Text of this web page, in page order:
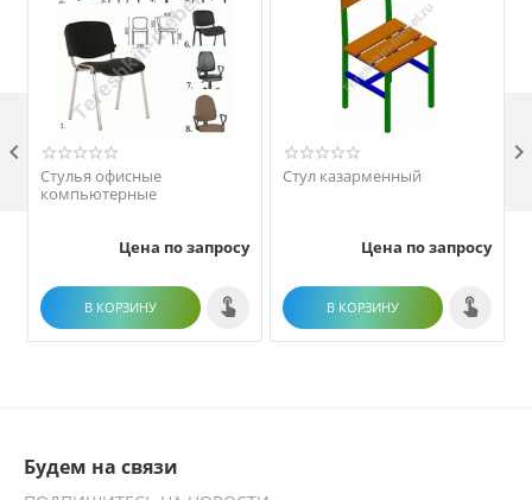
Стулья офисные
компьютерные
Цена по запросу
В КОРЗИНУ
Стул казарменный
Цена по запросу
В КОРЗИНУ
 
Будем на связи